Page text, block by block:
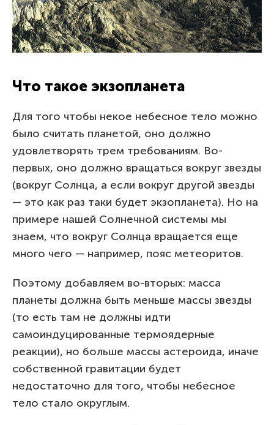
Что такое экзопланета
Для того чтобы некое небесное тело можно
было считать планетой, оно должно
удовлетворять трем требованиям. Во-
первых, оно должно вращаться вокруг звезды
(вокруг Солнца, а если вокруг другой звезды
— это как раз таки будет экзопланета). Но на
примере нашей Солнечной системы мы
знаем, что вокруг Солнца вращается еще
много чего — например, пояс метеоритов.
Поэтому добавляем во-вторых: масса
планеты должна быть меньше массы звезды
(то есть там не должны идти
самоиндуцированные термоядерные
реакции), но больше массы астероида, иначе
собственной гравитации будет
недостаточно для того, чтобы небесное
тело стало округлым.